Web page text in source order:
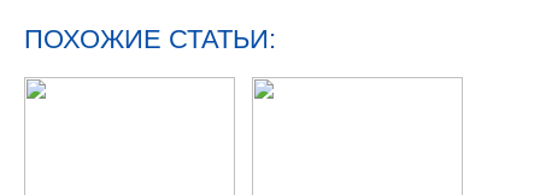
ПОХОЖИЕ СТАТЬИ: